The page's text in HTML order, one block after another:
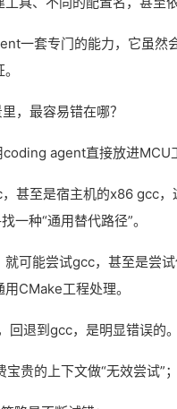
一套专门的能力，它虽然
，最容易错在哪？
agent直接放进MCU
甚至是宿主机的x86 gcc
一种“通用替代路径”。
可能尝试gcc，甚至是尝
CMake工程处理。
退到gcc，是明显错误的。
贵的上下文做“无效尝试”；